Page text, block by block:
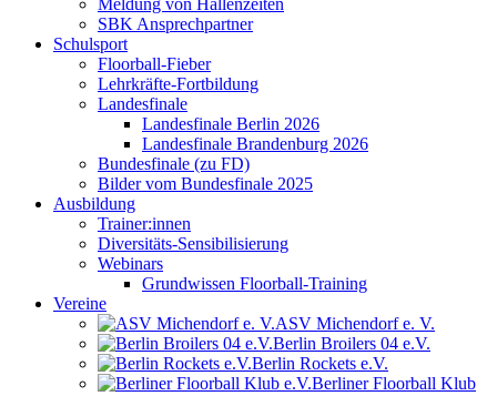
Meldung von Hallenzeiten
SBK Ansprechpartner
Schulsport
Floorball-Fieber
Lehrkräfte-Fortbildung
Landesfinale
Landesfinale Berlin 2026
Landesfinale Brandenburg 2026
Bundesfinale (zu FD)
Bilder vom Bundesfinale 2025
Ausbildung
Trainer:innen
Diversitäts-Sensibilisierung
Webinars
Grundwissen Floorball-Training
Vereine
ASV Michendorf e. V.
Berlin Broilers 04 e.V.
Berlin Rockets e.V.
Berliner Floorball Klub